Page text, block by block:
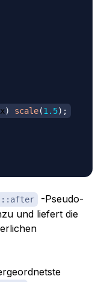
) scale(1.5) ;
::after
-Pseudo-
und liefert die